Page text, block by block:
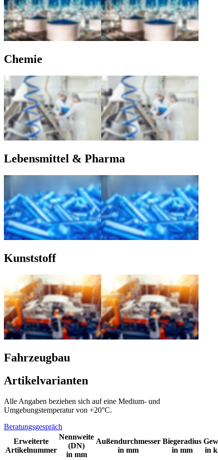
Chemie
Lebensmittel & Pharma
Kunststoff
Fahrzeugbau
Artikelvarianten
Alle Angaben beziehen sich auf eine Medium- und
Umgebungstemperatur von +20°C.
Beratungsgespräch
Erweiterte
Artikelnummer
Nennweite
(DN)
in mm
Außendurchmesser
in mm
Biegeradius
in mm
in